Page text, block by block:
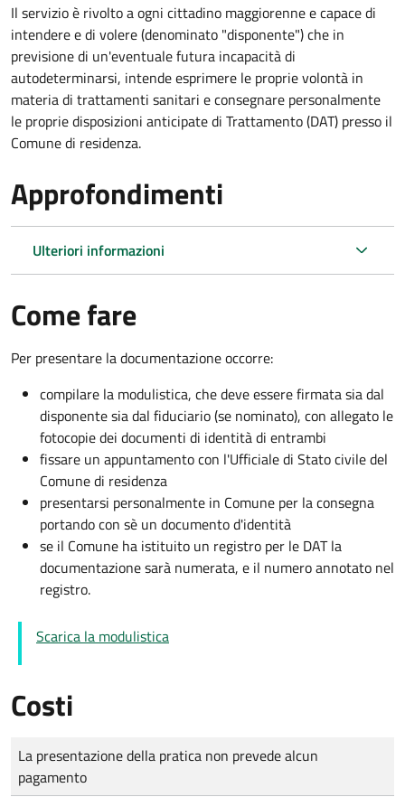
Il servizio è rivolto a ogni cittadino maggiorenne e capace di
intendere e di volere (denominato "disponente") che in
previsione di un'eventuale futura incapacità di
autodeterminarsi, intende esprimere le proprie volontà in
materia di trattamenti sanitari e consegnare personalmente
le proprie disposizioni anticipate di Trattamento (DAT) presso il
Comune di residenza.
Approfondimenti
Ulteriori informazioni
Come fare
Per presentare la documentazione occorre:
compilare la modulistica, che deve essere firmata sia dal
disponente sia dal fiduciario (se nominato), con allegato le
fotocopie dei documenti di identità di entrambi
fissare un appuntamento con l'Ufficiale di Stato civile del
Comune di residenza
presentarsi personalmente in Comune per la consegna
portando con sè un documento d'identità
se il Comune ha istituito un registro per le DAT la
documentazione sarà numerata, e il numero annotato nel
registro.
Scarica la modulistica
Costi
Tipo di pagamento
Importo
La presentazione della pratica non prevede alcun
pagamento